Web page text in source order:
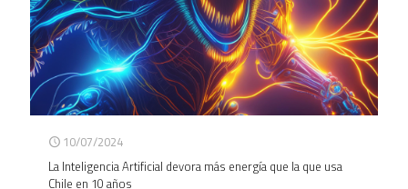
10/07/2024
La Inteligencia Artificial devora más energía que la que usa
Chile en 10 años